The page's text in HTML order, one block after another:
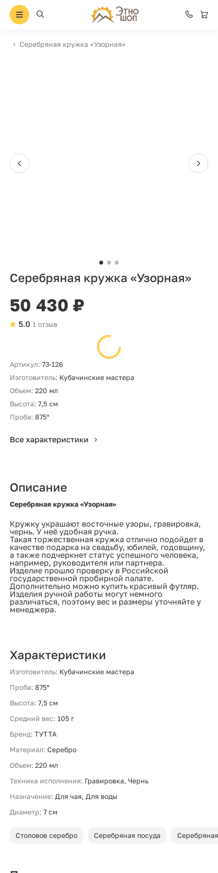
Серебряная кружка «Узорная»
Серебряная кружка «Узорная»
50 430 ₽
1 отзыв
5.0
Артикул: 73-126
Изготовитель: Кубачинские мастера
Объем: 220 мл
Высота: 7,5 см
Проба: 875°
Все характеристики
Описание
Серебряная кружка «Узорная»
Кружку украшают восточные узоры, гравировка,
чернь. У неё удобная ручка.
Такая торжественная кружка отлично подойдет в
качестве подарка на свадьбу, юбилей, годовщину,
а также подчеркнет статус успешного человека,
например, руководителя или партнера.
Изделие прошло проверку в Российской
государственной пробирной палате.
Дополнительно можно купить красивый футляр.
Изделия ручной работы могут немного
различаться, поэтому вес и размеры уточняйте у
менеджера.
Характеристики
Изготовитель: Кубачинские мастера
Проба: 875°
Высота: 7,5 см
Средний вес: 105 г
Бренд: ТУТТА
Материал: Серебро
Объем: 220 мл
Техника исполнения: Гравировка, Чернь
Назначение: Для чая, Для воды
Диаметр: 7 см
Столовое серебро Серебряная посуда